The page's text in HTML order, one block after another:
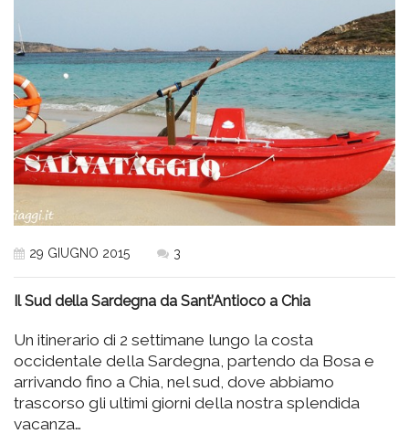
29 GIUGNO 2015 3
Il Sud della Sardegna da Sant’Antioco a Chia
Un itinerario di 2 settimane lungo la costa
occidentale della Sardegna, partendo da Bosa e
arrivando fino a Chia, nel sud, dove abbiamo
trascorso gli ultimi giorni della nostra splendida
vacanza…